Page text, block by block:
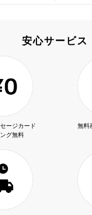
安心サービス
ージカード
グ無料
無料